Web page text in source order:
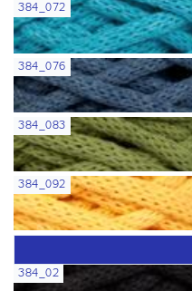
384_072
384_076
384_083
384_092
384_02